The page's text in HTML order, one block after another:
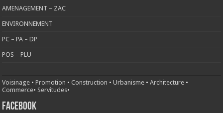
AMENAGEMENT – ZAC
ENVIRONNEMENT
PC – PA – DP
POS – PLU
Voisinage •Promotion •Construction •Urbanisme •Architecture •
Commerce• Servitudes•
FACEBOOK